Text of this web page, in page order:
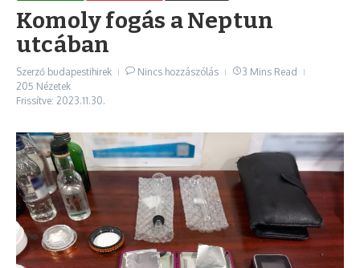
Komoly fogás a Neptun
utcában
Szerző budapestihirek Nincs hozzászólás
3 Mins Read
205 Nézetek
Frissítve: 2023.11.30.